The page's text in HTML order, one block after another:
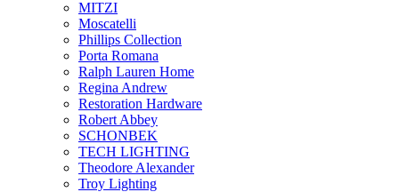
MITZI
Moscatelli
Phillips Collection
Porta Romana
Ralph Lauren Home
Regina Andrew
Restoration Hardware
Robert Abbey
SCHONBEK
TECH LIGHTING
Theodore Alexander
Troy Lighting